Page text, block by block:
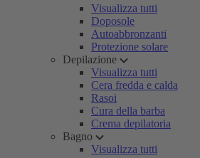
Visualizza tutti
Doposole
Autoabbronzanti
Protezione solare
Depilazione
Visualizza tutti
Cera fredda e calda
Rasoi
Cura della barba
Crema depilatoria
Bagno
Visualizza tutti